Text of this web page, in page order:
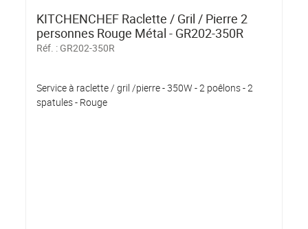
KITCHENCHEF Raclette / Gril / Pierre 2
personnes Rouge Métal - GR202-350R
Réf. : GR202-350R
Service à raclette / gril /pierre - 350W - 2 poêlons - 2
spatules - Rouge